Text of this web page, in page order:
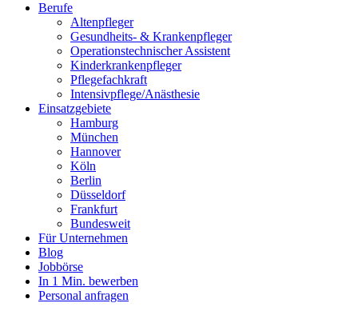
Berufe
Altenpfleger
Gesundheits- & Krankenpfleger
Operationstechnischer Assistent
Kinderkrankenpfleger
Pflegefachkraft
Intensivpflege/Anästhesie
Einsatzgebiete
Hamburg
München
Hannover
Köln
Berlin
Düsseldorf
Frankfurt
Bundesweit
Für Unternehmen
Blog
Jobbörse
In 1 Min. bewerben
Personal anfragen